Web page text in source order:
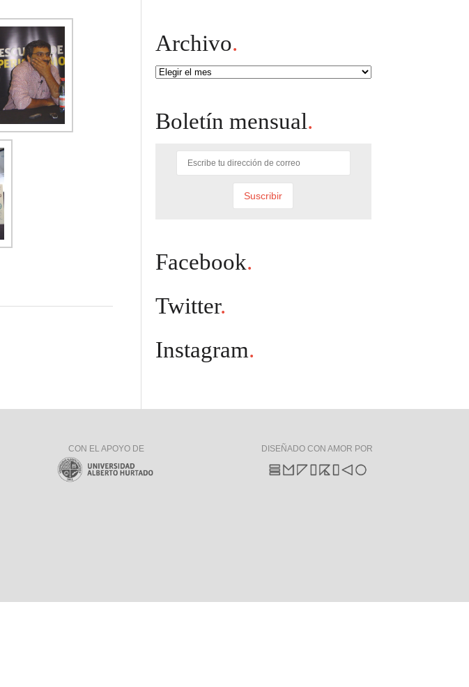
Archivo.
Archivo
Boletín mensual.
Facebook.
Twitter.
Instagram.
CON EL APOYO DE DISEÑADO CON AMOR POR